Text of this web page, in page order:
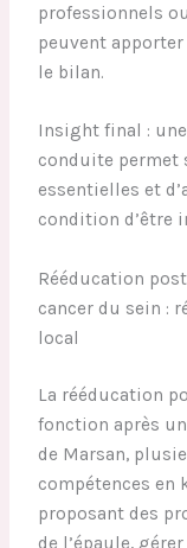
professionnels
peuvent
le bilan.
Insight final :
conduite permet
essentielles et
condition d’être
Rééducation
cancer du sein :
local
La rééducation
fonction après
de Marsan,
compétences en
proposant des